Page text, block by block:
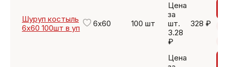
Шуруп костыль
6х60 100шт в уп
6х60 100 шт
Цена
за
шт.
3.28
₽
328 ₽
Цена